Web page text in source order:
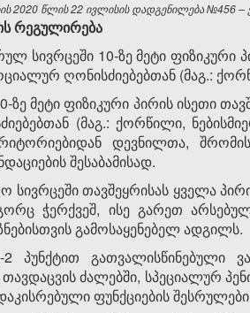
2020 წლის 22 ივლისის დადგენილება №456 –
რეგულირება
სივრცეში 10-ზე მეტი
ღონისძიებებთან (მაგ.:
ზე მეტი ფიზიკური პირის ისეთი
(მაგ.: ქორწილი,
დევნილთა,
შესაბამისად.
სივრცეში თავშეყრისას ყველა
ჭერქვეშ, ისე გარეთ
გამოსაყენებელ ადგილს.
2 პუნქტით გათვალისწინებული
თავდაცვის ძალებში, სპეციალურ
ფუნქციების